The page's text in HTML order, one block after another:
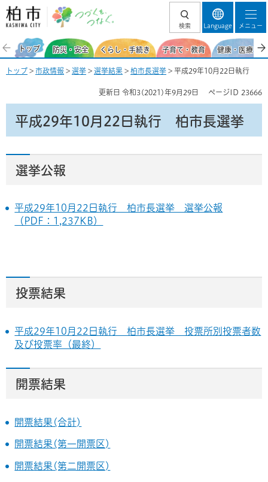
柏市 つづくを、
検索 Language メニュー
トップ 防災・安全 くらし・手続き 子育て・教育 健康・医療・
トップ > 市政情報 > 選挙 > 選挙結果 > 柏市長選挙 > 平成29年10月22日執行
更新日 令和3(2021)年9月29日 ページID 23666
平成29年10月22日執行 柏市長選挙
選挙公報
平成29年10月22日執行 柏市長選挙 選挙公報
（PDF：1,237KB）
投票結果
平成29年10月22日執行 柏市長選挙 投票所別投票者数
及び投票率（最終）
開票結果
開票結果(合計)
開票結果(第一開票区)
開票結果(第二開票区)